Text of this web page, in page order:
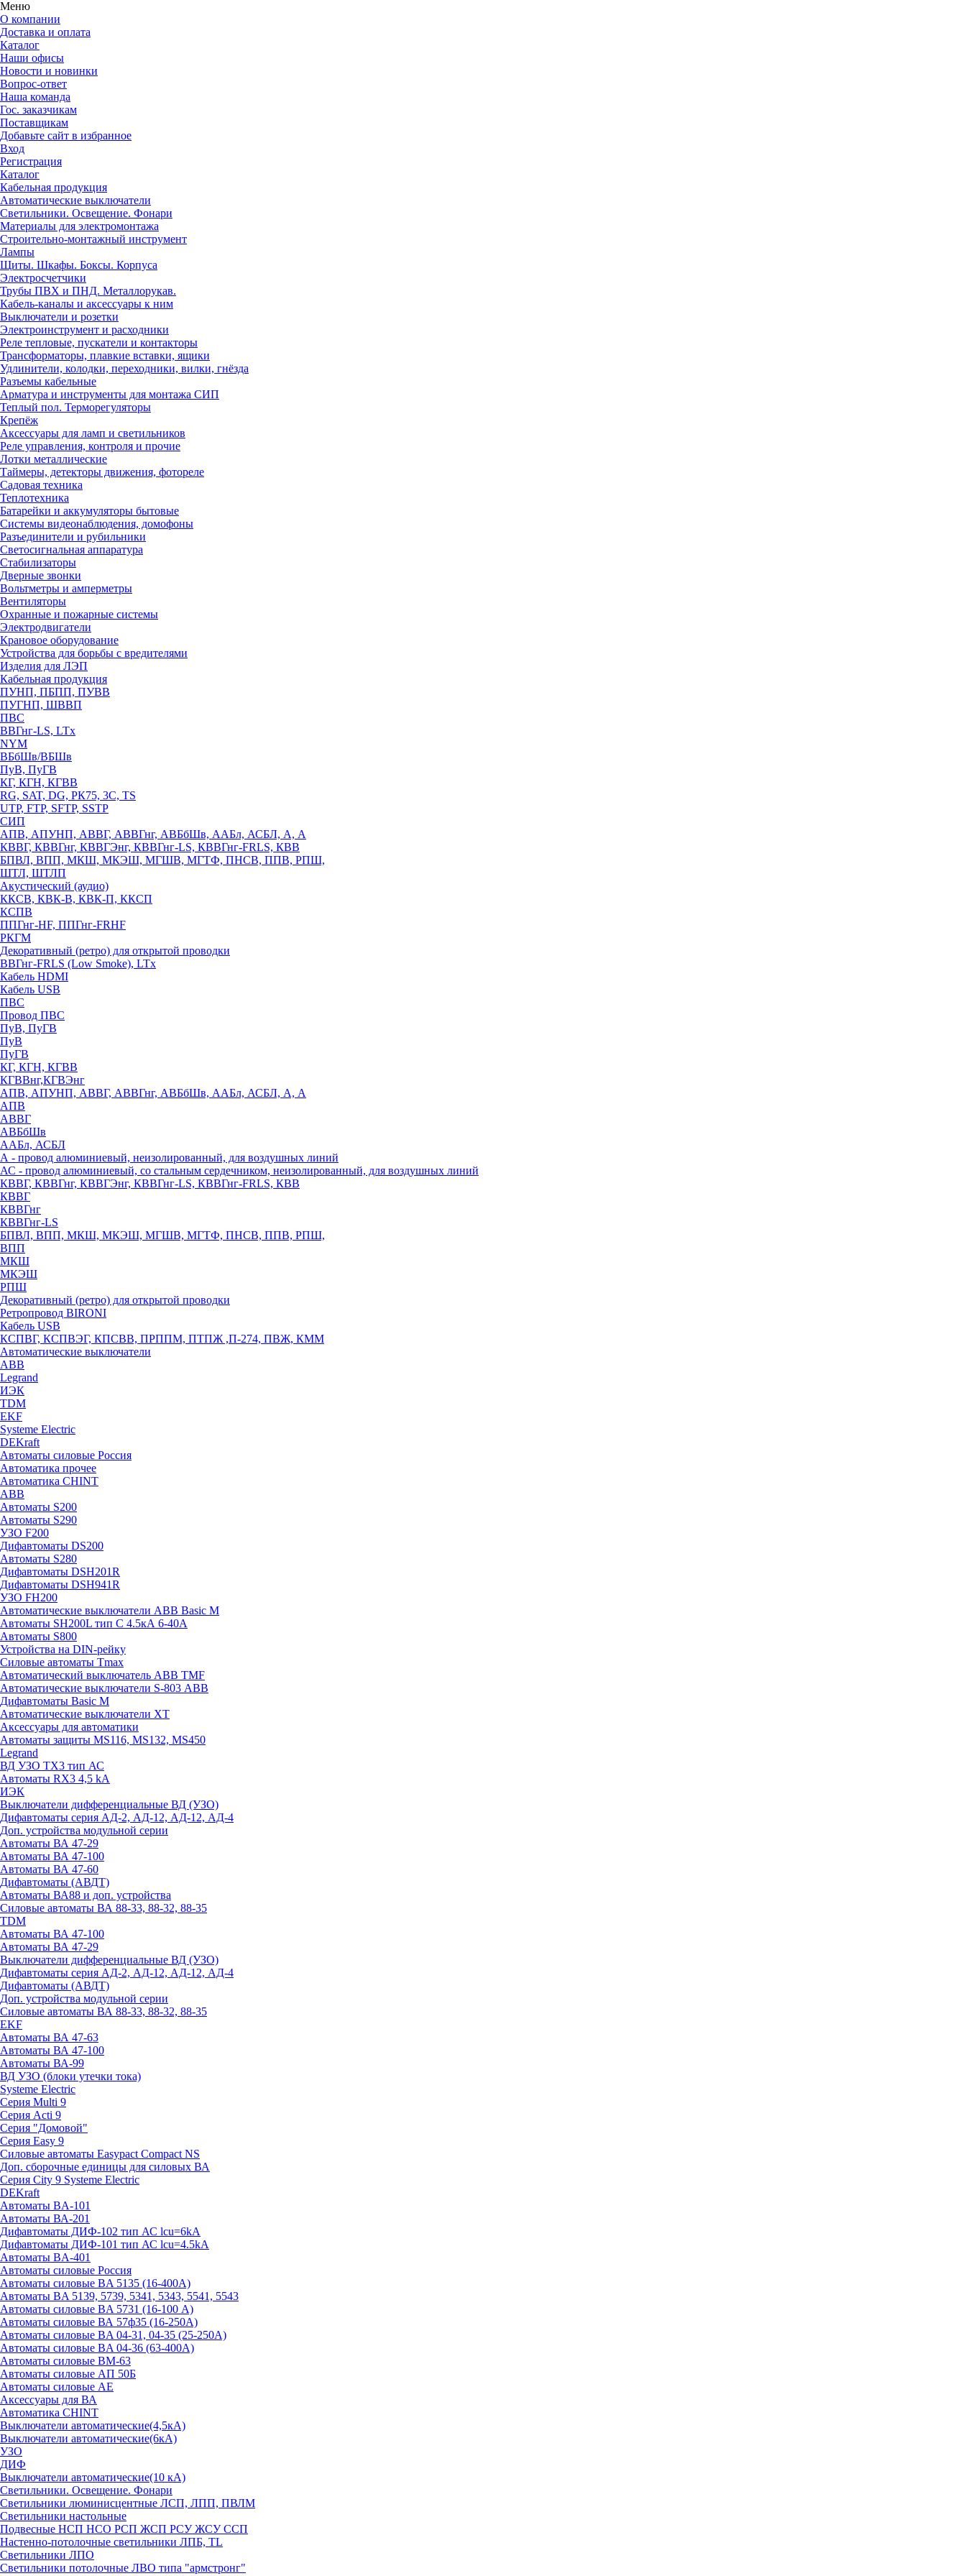
Меню
О компании
Доставка и оплата
Каталог
Наши офисы
Новости и новинки
Вопрос-ответ
Наша команда
Гос. заказчикам
Поставщикам
Добавьте сайт в избранное
Вход
Регистрация
Каталог
Кабельная продукция
Автоматические выключатели
Светильники. Освещение. Фонари
Материалы для электромонтажа
Строительно-монтажный инструмент
Лампы
Щиты. Шкафы. Боксы. Корпуса
Электросчетчики
Трубы ПВХ и ПНД. Металлорукав.
Кабель-каналы и аксессуары к ним
Выключатели и розетки
Электроинструмент и расходники
Реле тепловые, пускатели и контакторы
Трансформаторы, плавкие вставки, ящики
Удлинители, колодки, переходники, вилки, гнёзда
Разъемы кабельные
Арматура и инструменты для монтажа СИП
Теплый пол. Терморегуляторы
Крепёж
Аксессуары для ламп и светильников
Реле управления, контроля и прочие
Лотки металлические
Таймеры, детекторы движения, фотореле
Садовая техника
Теплотехника
Батарейки и аккумуляторы бытовые
Системы видеонаблюдения, домофоны
Разъединители и рубильники
Светосигнальная аппаратура
Стабилизаторы
Дверные звонки
Вольтметры и амперметры
Вентиляторы
Охранные и пожарные системы
Электродвигатели
Крановое оборудование
Устройства для борьбы с вредителями
Изделия для ЛЭП
Кабельная продукция
ПУНП, ПБПП, ПУВВ
ПУГНП, ШВВП
ПВС
ВВГнг-LS, LTx
NYM
ВБбШв/ВБШв
ПуВ, ПуГВ
КГ, КГН, КГВВ
RG, SAT, DG, РК75, 3С, TS
UTP, FTP, SFTP, SSTP
СИП
АПВ, АПУНП, АВВГ, АВВГнг, АВБбШв, ААБл, АСБЛ, А, А
КВВГ, КВВГнг, КВВГЭнг, КВВГнг-LS, КВВГнг-FRLS, КВВ
БПВЛ, ВПП, МКШ, МКЭШ, МГШВ, МГТФ, ПНСВ, ППВ, РПШ,
ШТЛ, ШТЛП
Акустический (аудио)
ККСВ, КВК-В, КВК-П, ККСП
КСПВ
ППГнг-HF, ППГнг-FRHF
РКГМ
Декоративный (ретро) для открытой проводки
ВВГнг-FRLS (Low Smoke), LTx
Кабель HDMI
Кабель USB
ПВС
Провод ПВС
ПуВ, ПуГВ
ПуВ
ПуГВ
КГ, КГН, КГВВ
КГВВнг,КГВЭнг
АПВ, АПУНП, АВВГ, АВВГнг, АВБбШв, ААБл, АСБЛ, А, А
АПВ
АВВГ
АВБбШв
ААБл, АСБЛ
А - провод алюминиевый, неизолированный, для воздушных линий
АС - провод алюминиевый, со стальным сердечником, неизолированный, для воздушных линий
КВВГ, КВВГнг, КВВГЭнг, КВВГнг-LS, КВВГнг-FRLS, КВВ
КВВГ
КВВГнг
КВВГнг-LS
БПВЛ, ВПП, МКШ, МКЭШ, МГШВ, МГТФ, ПНСВ, ППВ, РПШ,
ВПП
МКШ
МКЭШ
РПШ
Декоративный (ретро) для открытой проводки
Ретропровод BIRONI
Кабель USB
КСПВГ, КСПВЭГ, КПСВВ, ПРППМ, ПТПЖ ,П-274, ПВЖ, КММ
Автоматические выключатели
ABB
Legrand
ИЭК
TDM
EKF
Systeme Electric
DEKraft
Автоматы силовые Россия
Автоматика прочее
Автоматика CHINT
ABB
Автоматы S200
Автоматы S290
УЗО F200
Дифавтоматы DS200
Автоматы S280
Дифавтоматы DSH201R
Дифавтоматы DSH941R
УЗО FH200
Автоматические выключатели ABB Basic M
Автоматы SH200L тип С 4.5кА 6-40А
Автоматы S800
Устройства на DIN-рейку
Силовые автоматы Tmax
Автоматический выключатель ABB TMF
Автоматические выключатели S-803 АВВ
Дифавтоматы Basic M
Автоматические выключатели XT
Аксессуары для автоматики
Автоматы защиты MS116, MS132, MS450
Legrand
ВД УЗО TX3 тип АС
Автоматы RX3 4,5 kA
ИЭК
Выключатели дифференциальные ВД (УЗО)
Дифавтоматы серия АД-2, АД-12, АД-12, АД-4
Доп. устройства модульной серии
Автоматы ВА 47-29
Автоматы ВА 47-100
Автоматы ВА 47-60
Дифавтоматы (АВДТ)
Автоматы ВА88 и доп. устройства
Силовые автоматы ВА 88-33, 88-32, 88-35
TDM
Автоматы ВА 47-100
Автоматы ВА 47-29
Выключатели дифференциальные ВД (УЗО)
Дифавтоматы серия АД-2, АД-12, АД-12, АД-4
Дифавтоматы (АВДТ)
Доп. устройства модульной серии
Силовые автоматы ВА 88-33, 88-32, 88-35
EKF
Автоматы ВА 47-63
Автоматы ВА 47-100
Автоматы ВА-99
ВД УЗО (блоки утечки тока)
Systeme Electric
Серия Multi 9
Серия Acti 9
Серия "Домовой"
Серия Easy 9
Силовые автоматы Easypact Compact NS
Доп. сборочные единицы для силовых ВА
Серия City 9 Systeme Electric
DEKraft
Автоматы BA-101
Автоматы ВА-201
Дифавтоматы ДИФ-102 тип АС lcu=6kA
Дифавтоматы ДИФ-101 тип АС lcu=4.5kA
Автоматы BA-401
Автоматы силовые Россия
Автоматы силовые BA 5135 (16-400А)
Автоматы BA 5139, 5739, 5341, 5343, 5541, 5543
Автоматы силовые BA 5731 (16-100 А)
Автоматы силовые ВА 57ф35 (16-250А)
Автоматы силовые BA 04-31, 04-35 (25-250А)
Автоматы силовые BA 04-36 (63-400А)
Автоматы силовые ВМ-63
Автоматы силовые АП 50Б
Автоматы силовые АЕ
Аксессуары для ВА
Автоматика CHINT
Выключатели автоматические(4,5кА)
Выключатели автоматические(6кА)
УЗО
ДИФ
Выключатели автоматические(10 кА)
Светильники. Освещение. Фонари
Светильники люминисцентные ЛСП, ЛПП, ПВЛМ
Светильники настольные
Подвесные НСП НСО РСП ЖСП РСУ ЖСУ ССП
Настенно-потолочные светильники ЛПБ, TL
Светильники ЛПО
Светильники потолочные ЛВО типа "армстронг"